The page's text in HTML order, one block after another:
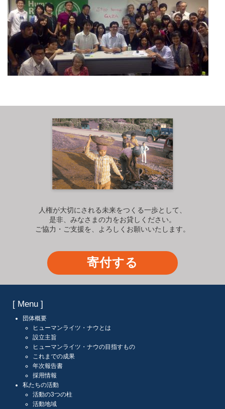
人権が大切にされる未来をつくる一歩として、
是非、みなさまの力をお貸しください。
ご協力・ご支援を、よろしくお願いいたします。
寄付する
[ Menu ]
団体概要
ヒューマンライツ・ナウとは
設立主旨
ヒューマンライツ・ナウの目指すもの
これまでの成果
年次報告書
採用情報
私たちの活動
活動の3つの柱
活動地域